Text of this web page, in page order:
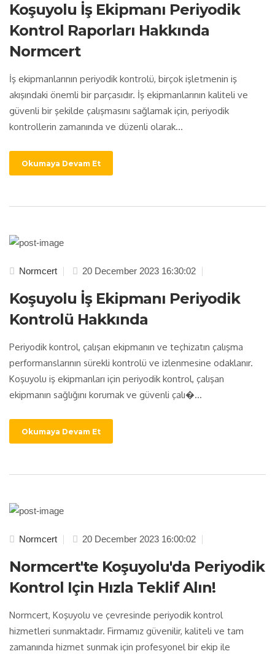
Koşuyolu İş Ekipmanı Periyodik
Kontrol Raporları Hakkında
Normcert
İş ekipmanlarının periyodik kontrolü, birçok işletmenin iş
akışındaki önemli bir parçasıdır. İş ekipmanlarının kaliteli ve
güvenli bir şekilde çalışmasını sağlamak için, periyodik
kontrollerin zamanında ve düzenli olarak...
Okumaya Devam Et
Normcert 20 December 2023 16:30:02
Koşuyolu İş Ekipmanı Periyodik
Kontrolü Hakkında
Periyodik kontrol, çalışan ekipmanın ve teçhizatın çalışma
performanslarının sürekli kontrolü ve izlenmesine odaklanır.
Koşuyolu iş ekipmanları için periyodik kontrol, çalışan
ekipmanın sağlığını korumak ve güvenli çalı�...
Okumaya Devam Et
Normcert 20 December 2023 16:00:02
Normcert'te Koşuyolu'da Periyodik
Kontrol Için Hızla Teklif Alın!
Normcert, Koşuyolu ve çevresinde periyodik kontrol
hizmetleri sunmaktadır. Firmamız güvenilir, kaliteli ve tam
zamanında hizmet sunmak için profesyonel bir ekip ile